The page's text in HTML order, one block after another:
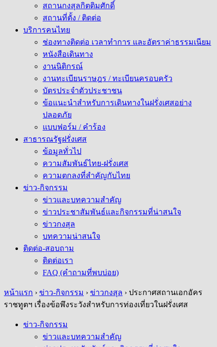
สถานกงสุลกิตติมศักดิ์
สถานที่ตั้ง / ติดต่อ
บริการคนไทย
ช่องทางติดต่อ เวลาทำการ และอัตราค่าธรรมเนียม
หนังสือเดินทาง
งานนิติกรณ์
งานทะเบียนราษฎร / ทะเบียนครอบครัว
บัตรประจำตัวประชาชน
ข้อแนะนำสำหรับการเดินทางในฝรั่งเศสอย่าง
ปลอดภัย
แบบฟอร์ม / คำร้อง
สาธารณรัฐฝรั่งเศส
ข้อมูลทั่วไป
ความสัมพันธ์ไทย-ฝรั่งเศส
ความตกลงที่สำคัญกับไทย
ข่าว-กิจกรรม
ข่าวและบทความสำคัญ
ข่าวประชาสัมพันธ์และกิจกรรมที่น่าสนใจ
ข่าวกงสุล
บทความน่าสนใจ
ติดต่อ-สอบถาม
ติดต่อเรา
FAQ (คำถามที่พบบ่อย)
หน้าแรก › ข่าว-กิจกรรม › ข่าวกงสุล › ประกาศสถานเอกอัคร
ราชทูตฯ เรื่องข้อพึงระวังสำหรับการท่องเที่ยวในฝรั่งเศส
ข่าว-กิจกรรม
ข่าวและบทความสำคัญ